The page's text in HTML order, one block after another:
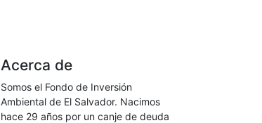
Acerca de
Somos el Fondo de Inversión
Ambiental de El Salvador. Nacimos
hace 29 años por un canje de deuda